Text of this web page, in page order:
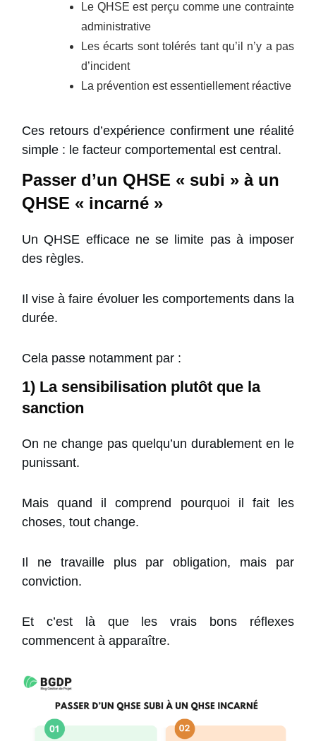
Le QHSE est perçu comme une contrainte
administrative
Les écarts sont tolérés tant qu’il n’y a pas
d’incident
La prévention est essentiellement réactive
Ces retours d’expérience confirment une réalité
simple : le facteur comportemental est central.
Passer d’un QHSE « subi » à un
QHSE « incarné »
Un QHSE efficace ne se limite pas à imposer
des règles.
Il vise à faire évoluer les comportements dans la
durée.
Cela passe notamment par :
1) La sensibilisation plutôt que la
sanction
On ne change pas quelqu’un durablement en le
punissant.
Mais quand il comprend pourquoi il fait les
choses, tout change.
Il ne travaille plus par obligation, mais par
conviction.
Et c’est là que les vrais bons réflexes
commencent à apparaître.